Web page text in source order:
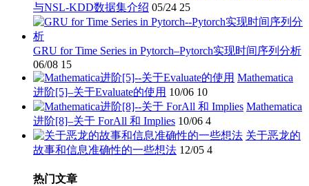
与NSL-KDD数据集介绍 05/24 25
GRU for Time Series in Pytorch–Pytorch实现时间序列分析
06/08 15
Mathematica
进阶[5]–关于Evaluate的使用 10/06 10
Mathematica
进阶[8]–关于 ForAll 和 Implies 10/06 4
关于恶龙的
故事和信息准确性的一些想法 12/05 4
热门文章